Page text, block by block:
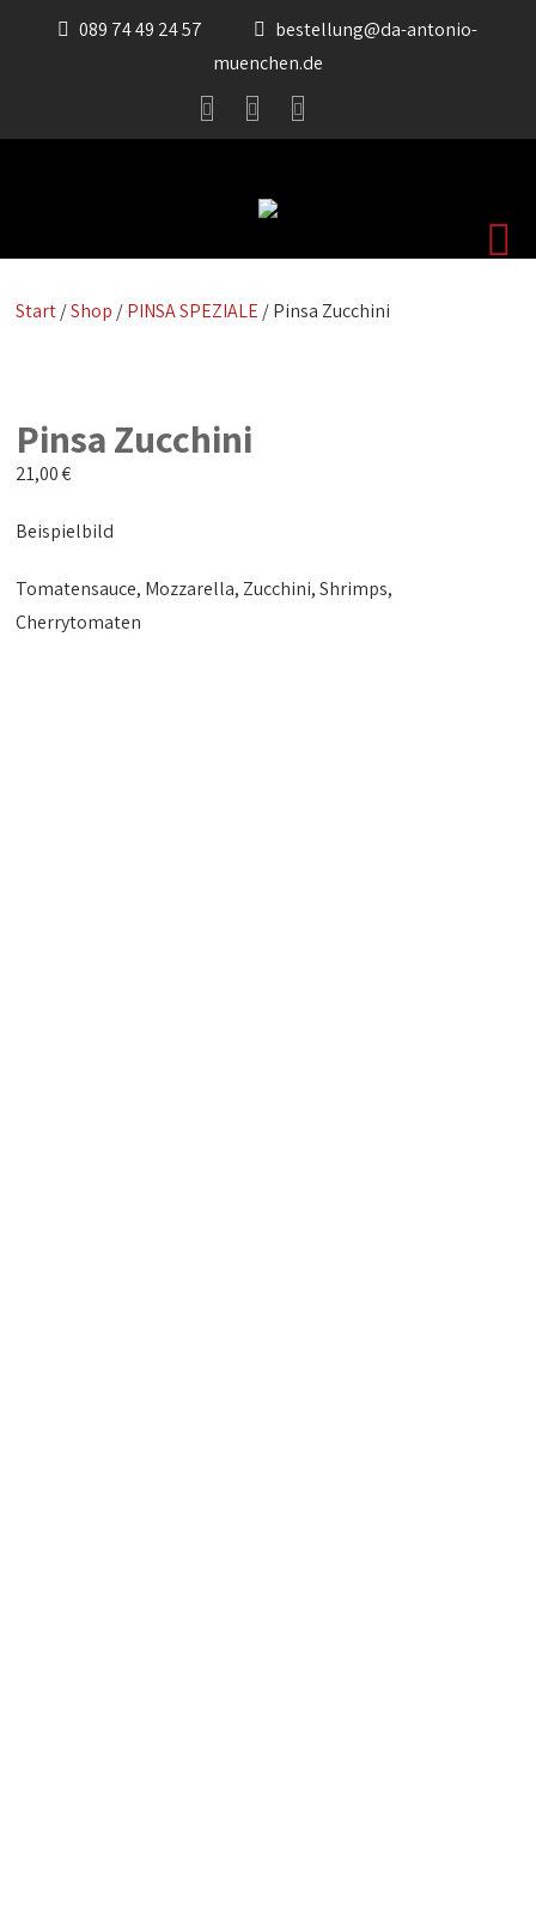
089 74 49 24 57
bestellung@da-antonio-
muenchen.de
Start/Shop /PINSA SPEZIALE / Pinsa Zucchini
Pinsa Zucchini
21,00€
Beispielbild
Tomatensauce, Mozzarella, Zucchini, Shrimps,
Cherrytomaten